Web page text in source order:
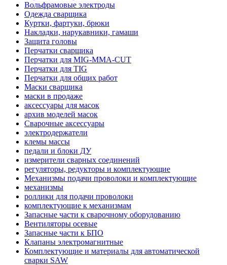
Вольфрамовые электроды
Одежда сварщика
Куртки, фартуки, брюки
Накладки, нарукавники, гамаши
Защита головы
Перчатки сварщика
Перчатки для MIG-MMA-CUT
Перчатки для TIG
Перчатки для общих работ
Маски сварщика
маски в продаже
аксессуары для масок
архив моделей масок
Сварочные аксессуары
электродержатели
клемы массы
педали и блоки ДУ
измерители сварных соединений
регуляторы, редукторы и комплектующие
Механизмы подачи проволоки и комплектующие
механизмы
роллики для подачи проволоки
комплектующие к механизмам
Запасные части к сварочному оборудованию
Вентиляторы осевые
Запасные части к БПО
Клапаны электромагнитные
Комплектующие и материалы для автоматической
сварки SAW